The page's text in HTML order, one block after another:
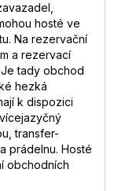
hosté ve
Na rezervační
a rezervací
tady obchod
hezká
k dispozici
transfer-
prádelnu. Hosté
obchodních